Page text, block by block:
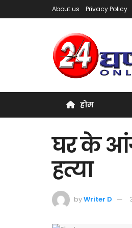
About us Privacy Policy
होम
घर के
हत्या
byWriter D